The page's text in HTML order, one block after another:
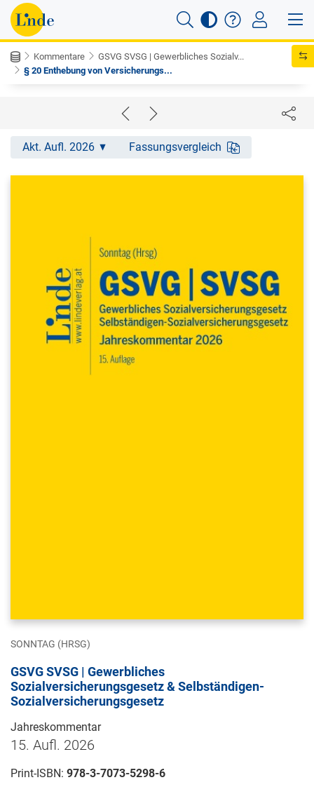
Kommentare
GSVG SVSG | Gewerbliches Sozialv...
§ 20 Enthebung von Versicherungs...
Akt. Aufl. 2026 Fassungsvergleich
SONNTAG (HRSG)
GSVG SVSG | Gewerbliches
Sozialversicherungsgesetz & Selbständigen-
Sozialversicherungsgesetz
Jahreskommentar
15. Aufl. 2026
Print-ISBN: 978-3-7073-5298-6